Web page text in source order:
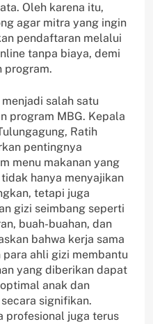
Oleh karena itu,
agar mitra yang ingin
pendaftaran melalui
tanpa biaya, demi
program.
salah satu
program MBG. Kepala
Ratih
pentingnya
menu makanan yang
hanya menyajikan
tetapi juga
gizi seimbang seperti
buah-buahan, dan
bahwa kerja sama
ahli gizi membantu
yang diberikan dapat
anak dan
signifikan.
profesional juga terus